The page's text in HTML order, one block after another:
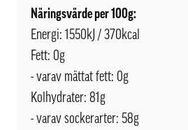
Näringsvärde per 100g:
Energi: 1550kJ / 370kcal
Fett: 0g
- varav mättat fett: 0g
Kolhydrater: 81g
- varav sockerarter: 58g